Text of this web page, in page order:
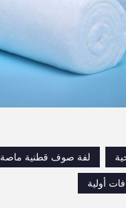
لفة صوف قطنية ماصة
أولية